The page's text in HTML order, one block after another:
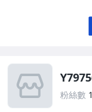
粉絲數